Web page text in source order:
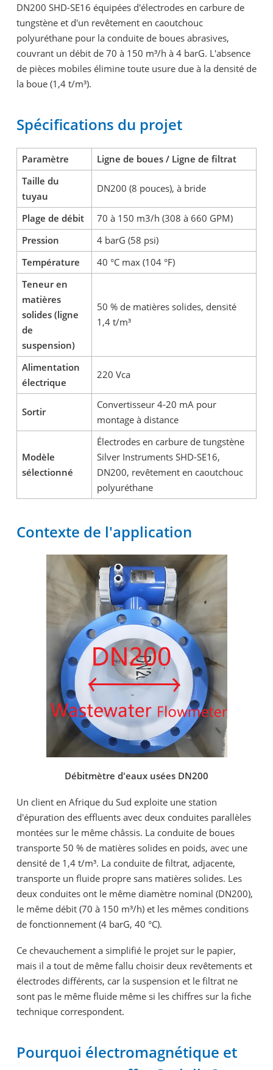
DN200 SHD-SE16 équipées d'électrodes en carbure de
tungstène et d'un revêtement en caoutchouc
polyuréthane pour la conduite de boues abrasives,
couvrant un débit de 70 à 150 m³/h à 4 barG. L'absence
de pièces mobiles élimine toute usure due à la densité de
la boue (1,4 t/m³).
Spécifications du projet
Paramètre
Ligne de boues / Ligne de filtrat
Taille du
tuyau
DN200 (8 pouces), à bride
Plage de débit
70 à 150 m3/h (308 à 660 GPM)
Pression
4 barG (58 psi)
Température
40 °C max (104 °F)
Teneur en
matières
solides (ligne
de
suspension)
50 % de matières solides, densité
1,4 t/m³
Alimentation
électrique
220 Vca
Sortir
Convertisseur 4-20 mA pour
montage à distance
Modèle
sélectionné
Électrodes en carbure de tungstène
Silver Instruments SHD-SE16,
DN200, revêtement en caoutchouc
polyuréthane
Contexte de l'application
Débitmètre d'eaux usées DN200
Un client en Afrique du Sud exploite une station
d'épuration des effluents avec deux conduites parallèles
montées sur le même châssis. La conduite de boues
transporte 50 % de matières solides en poids, avec une
densité de 1,4 t/m³. La conduite de filtrat, adjacente,
transporte un fluide propre sans matières solides. Les
deux conduites ont le même diamètre nominal (DN200),
le même débit (70 à 150 m³/h) et les mêmes conditions
de fonctionnement (4 barG, 40 °C).
Ce chevauchement a simplifié le projet sur le papier,
mais il a tout de même fallu choisir deux revêtements et
électrodes différents, car la suspension et le filtrat ne
sont pas le même fluide même si les chiffres sur la fiche
technique correspondent.
Pourquoi électromagnétique et